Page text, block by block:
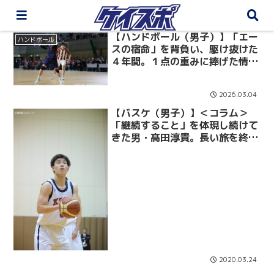
ハンドボール
【ハンドボール（男子）】「エー
スの宿命」を背負い、駆け抜けた
４年間。１点の重みに捧げた情熱
2026.03.04
【バスケ（男子）】＜コラム＞
「継続すること」を体現し続けて
きた男・髙田淳貴。長い旅を終え
2020.03.24